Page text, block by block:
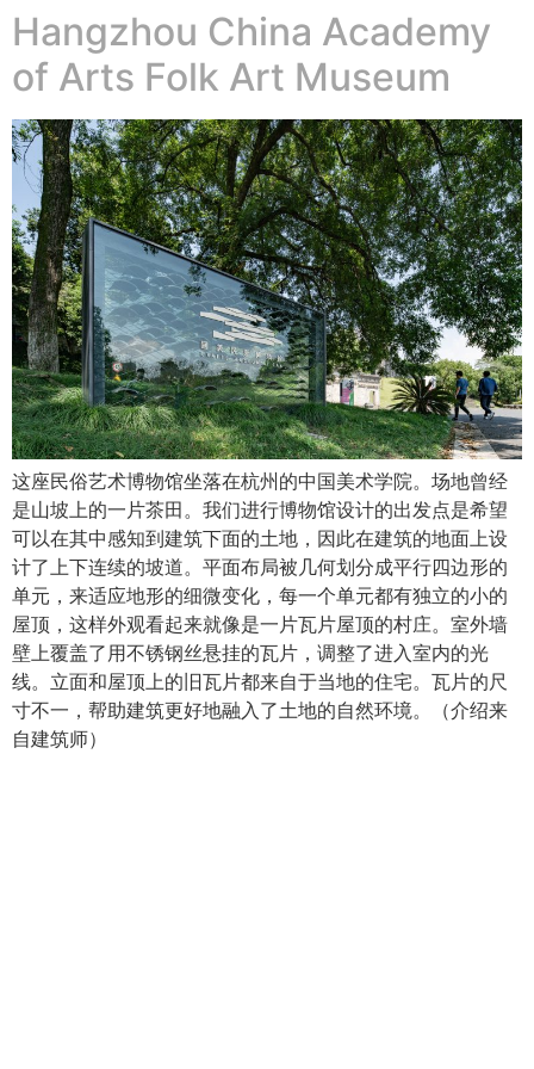
Hangzhou China Academy
of Arts Folk Art Museum
这座民俗艺术博物馆坐落在杭州的中国美术学院。场地曾经
是山坡上的一片茶田。我们进行博物馆设计的出发点是希望
可以在其中感知到建筑下面的土地，因此在建筑的地面上设
计了上下连续的坡道。平面布局被几何划分成平行四边形的
单元，来适应地形的细微变化，每一个单元都有独立的小的
屋顶，这样外观看起来就像是一片瓦片屋顶的村庄。室外墙
壁上覆盖了用不锈钢丝悬挂的瓦片，调整了进入室内的光
线。立面和屋顶上的旧瓦片都来自于当地的住宅。瓦片的尺
寸不一，帮助建筑更好地融入了土地的自然环境。（介绍来
自建筑师）